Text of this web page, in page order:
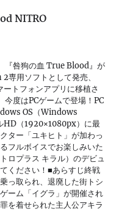
NITRO
『咎狗の血 True Blood』が
用ソフトとして発売、
トフォンアプリに移植さ
度はPCゲームで登場！PC
OS（Windows
HD（1920×1080px）に最
ター「ユキヒト」が加わっ
フルボイスでお楽しみいた
ロプラス キラル）のデビュ
ください！■あらすじ終戦
っ取られ、退廃した街トシ
ーム「イグラ」が開催され
を着せられた主人公アキラ